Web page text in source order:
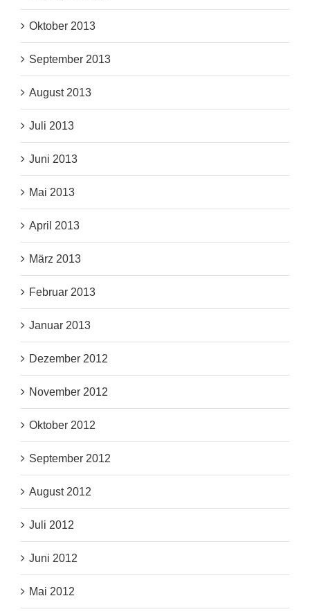
Oktober 2013
September 2013
August 2013
Juli 2013
Juni 2013
Mai 2013
April 2013
März 2013
Februar 2013
Januar 2013
Dezember 2012
November 2012
Oktober 2012
September 2012
August 2012
Juli 2012
Juni 2012
Mai 2012